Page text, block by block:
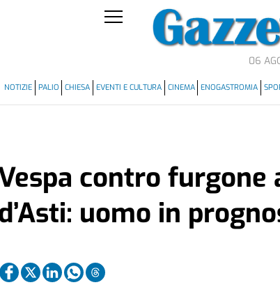
06
NOTIZIE PALIO CHIESA EVENTI E CULTURA CINEMA ENOGASTROMIA
contro furgone
uomo in